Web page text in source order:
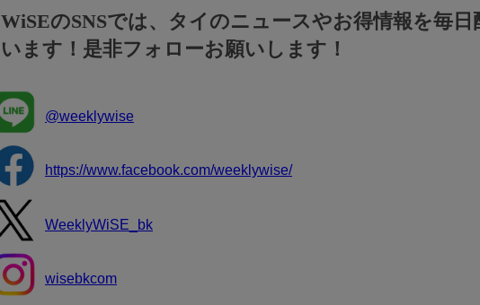
WiSEのSNSでは、タイのニュースやお得情報を毎日
います！是非フォローお願いします！
@weeklywise
https://www.facebook.com/weeklywise/
WeeklyWiSE_bk
wisebkcom